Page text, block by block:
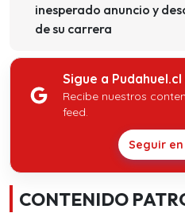
inesperado anuncio y
de su carrera
Sigue a
Recibe nuestros
feed.
Seguir
CONTENIDO